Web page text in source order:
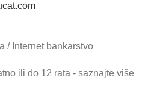
/ Internet bankarstvo
ili do 12 rata - saznajte više